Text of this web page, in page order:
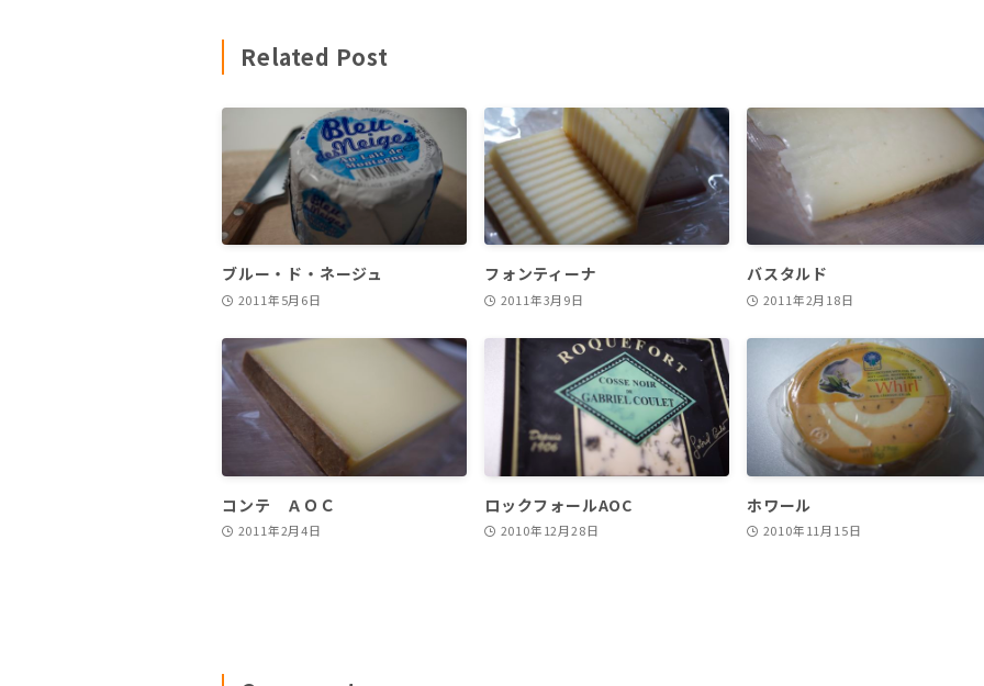
Related Post
ブルー・ド・ネージュ
2011年5月6日
フォンティーナ
2011年3月9日
バスタルド
2011年2月18日
コンテ ＡＯＣ
2011年2月4日
ロックフォールAOC
2010年12月28日
ホワール
2010年11月15日